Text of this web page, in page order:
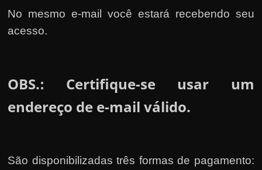
No mesmo e-mail você estará recebendo seu
acesso.
OBS.:
Certifique-se usar um
endereço de e-mail válido.
São disponibilizadas três formas de pagamento: